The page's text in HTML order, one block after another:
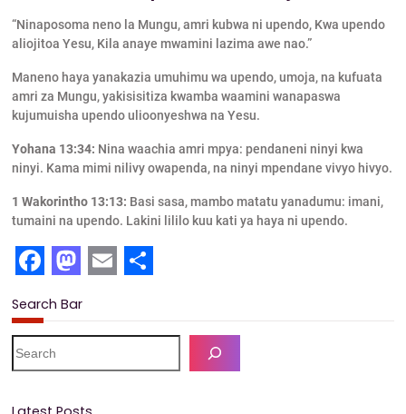
“Ninaposoma neno la Mungu, amri kubwa ni upendo, Kwa upendo
aliojitoa Yesu, Kila anaye mwamini lazima awe nao.”
Maneno haya yanakazia umuhimu wa upendo, umoja, na kufuata
amri za Mungu, yakisisitiza kwamba waamini wanapaswa
kujumuisha upendo ulioonyeshwa na Yesu.
Yohana 13:34: Nina waachia amri mpya: pendaneni ninyi kwa
ninyi. Kama mimi nilivy owapenda, na ninyi mpendane vivyo hivyo.
1 Wakorintho 13:13: Basi sasa, mambo matatu yanadumu: imani,
tumaini na upendo. Lakini lililo kuu kati ya haya ni upendo.
a
c
e
b
a
s
t
o
m
a
i
l
h
a
r
Search Bar
e